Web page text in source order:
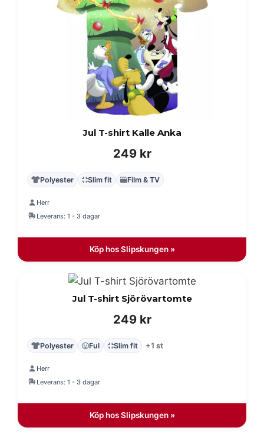
Jul T-shirt Kalle Anka
249 kr
Polyester Slim fit Film & TV
Herr
Leverans: 1 - 3 dagar
Köp hos Slipskungen »
Jul T-shirt Sjörövartomte
249 kr
Polyester Ful Slim fit +1 st
Herr
Leverans: 1 - 3 dagar
Köp hos Slipskungen »